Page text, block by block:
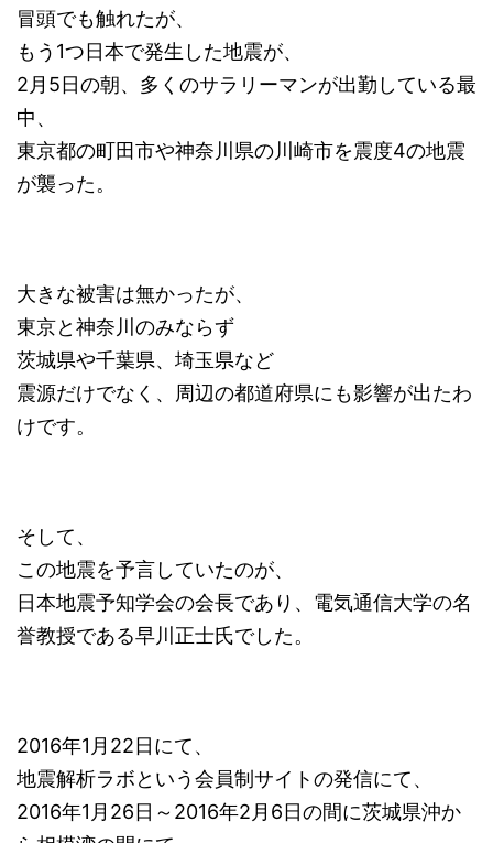
冒頭でも触れたが、
もう1つ日本で発生した地震が、
2月5日の朝、多くのサラリーマンが出勤している最
中、
東京都の町田市や神奈川県の川崎市を震度4の地震
が襲った。
大きな被害は無かったが、
東京と神奈川のみならず
茨城県や千葉県、埼玉県など
震源だけでなく、周辺の都道府県にも影響が出たわ
けです。
そして、
この地震を予言していたのが、
日本地震予知学会の会長であり、電気通信大学の名
誉教授である早川正士氏でした。
2016年1月22日にて、
地震解析ラボという会員制サイトの発信にて、
2016年1月26日～2016年2月6日の間に茨城県沖か